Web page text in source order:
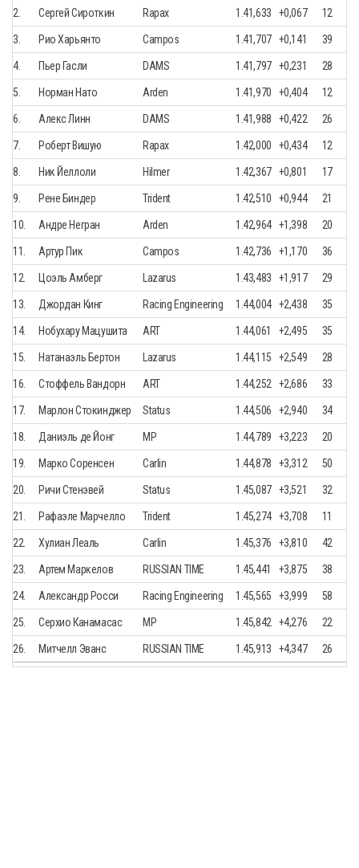
2. Сергей Сироткин Rapax 1.41,633 +0,067 12
3. Рио Харьянто Campos 1.41,707 +0,141 39
4. Пьер Гасли DAMS 1.41,797 +0,231 28
5. Норман Нато Arden 1.41,970 +0,404 12
6. Алекс Линн DAMS 1.41,988 +0,422 26
7. Роберт Вишую Rapax 1.42,000 +0,434 12
8. Ник Йеллоли Hilmer 1.42,367 +0,801 17
9. Рене Биндер Trident 1.42,510 +0,944 21
10. Андре Негран Arden 1.42,964 +1,398 20
11. Артур Пик Campos 1.42,736 +1,170 36
12. Цоэль Амберг Lazarus 1.43,483 +1,917 29
13. Джордан Кинг Racing Engineering 1.44,004 +2,438 35
14. Нобухару Мацушита ART 1.44,061 +2,495 35
15. Натанаэль Бертон Lazarus 1.44,115 +2,549 28
16. Стоффель Вандорн ART 1.44,252 +2,686 33
17. Марлон Стокинджер Status 1.44,506 +2,940 34
18. Даниэль де Йонг MP 1.44,789 +3,223 20
19. Марко Соренсен Carlin 1.44,878 +3,312 50
20. Ричи Стенэвей Status 1.45,087 +3,521 32
21. Рафаэле Марчелло Trident 1.45,274 +3,708 11
22. Хулиан Леаль Carlin 1.45,376 +3,810 42
23. Артем Маркелов RUSSIAN TIME 1.45,441 +3,875 38
24. Александр Росси Racing Engineering 1.45,565 +3,999 58
25. Серхио Канамасас MP 1.45,842 +4,276 22
26. Митчелл Эванс RUSSIAN TIME 1.45,913 +4,347 26